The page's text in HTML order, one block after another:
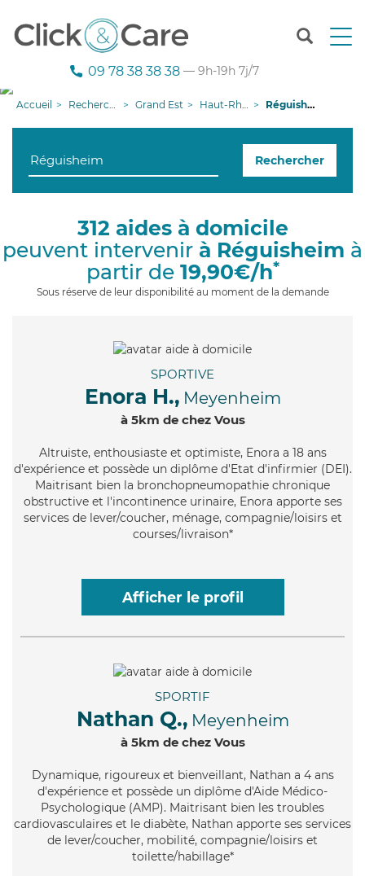
T
n
g
i
09 78 38 38 38 — 9h-19h 7j/7
Accueil Recherche aide à domicile Grand Est Haut-Rhin Réguisheim
Rechercher
312 aides à domicile
peuvent intervenir à Réguisheim à
partir de 19,90€/h*
Sous réserve de leur disponibilité au moment de la demande
SPORTIVE
Enora H., Meyenheim
à 5km de chez Vous
Altruiste, enthousiaste et optimiste, Enora a 18 ans
d'expérience et possède un diplôme d'Etat d'infirmier (DEI).
Maitrisant bien la bronchopneumopathie chronique
obstructive et l'incontinence urinaire, Enora apporte ses
services de lever/coucher, ménage, compagnie/loisirs et
courses/livraison*
Afficher le profil
SPORTIF
Nathan Q., Meyenheim
à 5km de chez Vous
Dynamique, rigoureux et bienveillant, Nathan a 4 ans
d'expérience et possède un diplôme d'Aide Médico-
Psychologique (AMP). Maitrisant bien les troubles
cardiovasculaires et le diabète, Nathan apporte ses services
de lever/coucher, mobilité, compagnie/loisirs et
toilette/habillage*